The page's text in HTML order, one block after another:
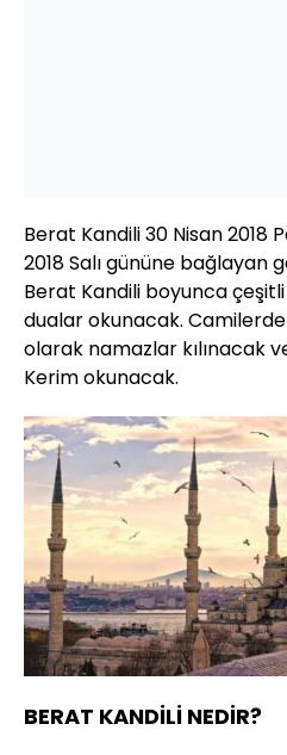
Berat Kandili 30 Nisan 2018
2018 Salı gününe bağlayan
Berat Kandili boyunca
dualar okunacak.
olarak namazlar kılınacak
Kerim okunacak.
BERAT KANDİLİ NEDİR?